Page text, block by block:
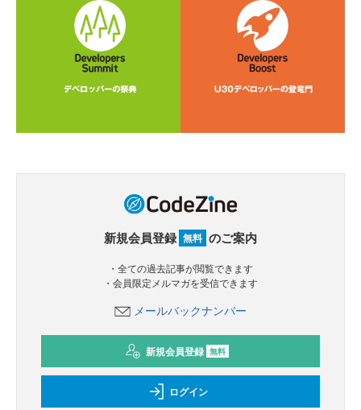
新規会員登録 無料 のご案内
・全ての過去記事が閲覧できます
・会員限定メルマガを受信できます
メールバックナンバー
新規会員登録 無料
ログイン